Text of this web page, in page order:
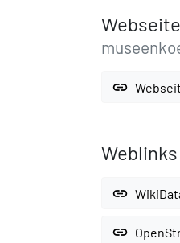
Webseite
link
Weblinks
link
link